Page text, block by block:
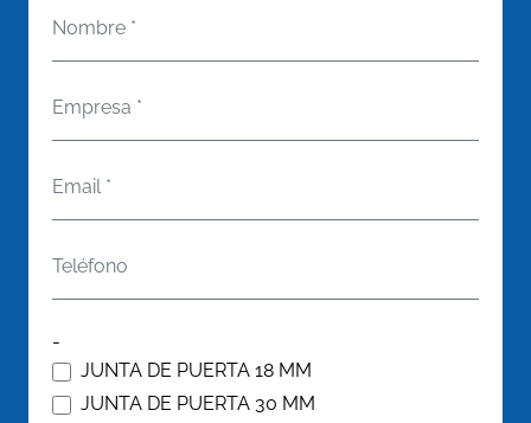
Nombre *
Empresa *
Email *
Teléfono
JUNTA DE PUERTA 18 MM
JUNTA DE PUERTA 30 MM
-